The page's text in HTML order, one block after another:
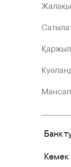
Мансап
Банк
Көмек